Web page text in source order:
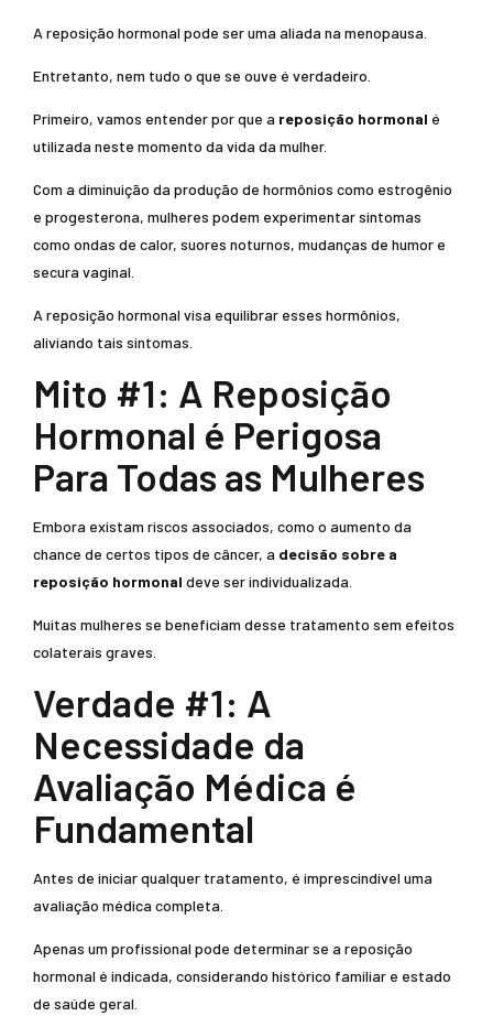
A reposição hormonal pode ser uma aliada na menopausa.
Entretanto, nem tudo o que se ouve é verdadeiro.
Primeiro, vamos entender por que a reposição hormonal é
utilizada neste momento da vida da mulher.
Com a diminuição da produção de hormônios como estrogênio
e progesterona, mulheres podem experimentar sintomas
como ondas de calor, suores noturnos, mudanças de humor e
secura vaginal.
A reposição hormonal visa equilibrar esses hormônios,
aliviando tais sintomas.
Mito #1: A Reposição
Hormonal é Perigosa
Para Todas as Mulheres
Embora existam riscos associados, como o aumento da
chance de certos tipos de câncer, a decisão sobre a
reposição hormonal deve ser individualizada.
Muitas mulheres se beneficiam desse tratamento sem efeitos
colaterais graves.
Verdade #1: A
Necessidade da
Avaliação Médica é
Fundamental
Antes de iniciar qualquer tratamento, é imprescindível uma
avaliação médica completa.
Apenas um profissional pode determinar se a reposição
hormonal é indicada, considerando histórico familiar e estado
de saúde geral.